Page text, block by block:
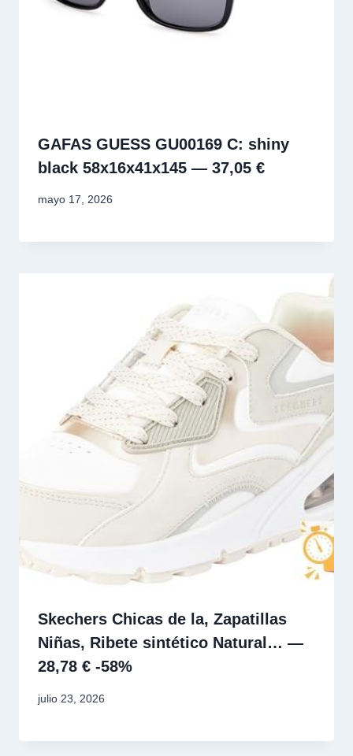
GAFAS GUESS GU00169 C: shiny
black 58x16x41x145 — 37,05 €
mayo 17, 2026
Skechers Chicas de la, Zapatillas
Niñas, Ribete sintético Natural… —
28,78 € -58%
julio 23, 2026